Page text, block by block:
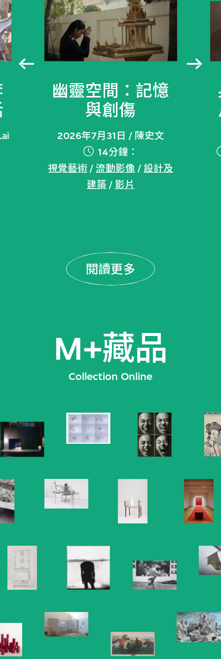
幽靈空間：記憶
與創傷
2026年7月31日 / 陳史文
14分鐘：
視覺藝術 /流動影像 / 設計及
建築 / 影片
閱讀更多
M+藏品
Collection Online